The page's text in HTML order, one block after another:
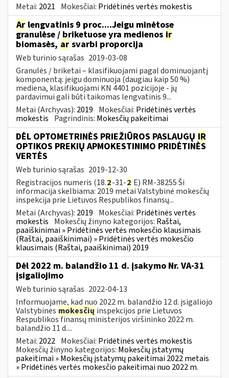
Metai: 2021 Mokesčiai: Pridėtinės vertės mokestis
Ar lengvatinis 9 proc....Jeigu minėtose
granulėse / briketuose yra medienos ir
biomasės, ar svarbi proporcija
Web turinio sąrašas 2019-03-08
Granulės / briketai – klasifikuojami pagal dominuojantį
komponentą: jeigu dominuoja (daugiau kaip 50 %)
mediena, klasifikuojami KN 4401 pozicijoje - jų
pardavimui gali būti taikomas lengvatinis 9...
Metai (Archyvas): 2019 Mokesčiai: Pridėtinės vertės
mokestis Pagrindinis: Mokesčių pakeitimai
DĖL OPTOMETRINĖS PRIEŽIŪROS PASLAUGŲ IR
OPTIKOS PREKIŲ APMOKESTINIMO PRIDĖTINĖS
VERTĖS
Web turinio sąrašas 2019-12-30
Registracijos numeris (18.2-31-2 E) RM-38255 Ši
informacija skelbiama: 2019 metai Valstybinė mokesčių
inspekcija prie Lietuvos Respublikos finansų...
Metai (Archyvas): 2019 Mokesčiai: Pridėtinės vertės
mokestis Mokesčių žinyno kategorijos: Raštai,
paaiškinimai » Pridėtinės vertės mokesčio klausimais
(Raštai, paaiškinimai) » Pridėtinės vertės mokesčio
klausimais (Raštai, paaiškinimai) 2019
Dėl 2022 m. balandžio 11 d. įsakymo Nr. VA-31
įsigaliojimo
Web turinio sąrašas 2022-04-13
Informuojame, kad nuo 2022 m. balandžio 12 d. įsigaliojo
Valstybinės mokesčių inspekcijos prie Lietuvos
Respublikos finansų ministerijos viršininko 2022 m.
balandžio 11 d....
Metai: 2022 Mokesčiai: Pridėtinės vertės mokestis
Mokesčių žinyno kategorijos: Mokesčių įstatymų
pakeitimai » Mokesčių įstatymų pakeitimai 2022 metais
» Pridėtinės vertės mokesčio pakeitimai nuo 2022 m.